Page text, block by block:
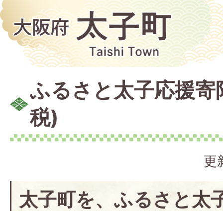
ふるさと太子応援
税)
更
太子町を、ふるさと太